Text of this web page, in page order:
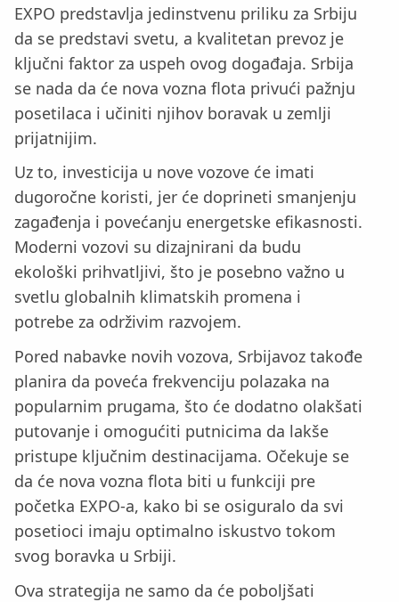
EXPO predstavlja jedinstvenu priliku za Srbiju
da se predstavi svetu, a kvalitetan prevoz je
ključni faktor za uspeh ovog događaja. Srbija
se nada da će nova vozna flota privući pažnju
posetilaca i učiniti njihov boravak u zemlji
prijatnijim.
Uz to, investicija u nove vozove će imati
dugoročne koristi, jer će doprineti smanjenju
zagađenja i povećanju energetske efikasnosti.
Moderni vozovi su dizajnirani da budu
ekološki prihvatljivi, što je posebno važno u
svetlu globalnih klimatskih promena i
potrebe za održivim razvojem.
Pored nabavke novih vozova, Srbijavoz takođe
planira da poveća frekvenciju polazaka na
popularnim prugama, što će dodatno olakšati
putovanje i omogućiti putnicima da lakše
pristupe ključnim destinacijama. Očekuje se
da će nova vozna flota biti u funkciji pre
početka EXPO-a, kako bi se osiguralo da svi
posetioci imaju optimalno iskustvo tokom
svog boravka u Srbiji.
Ova strategija ne samo da će poboljšati